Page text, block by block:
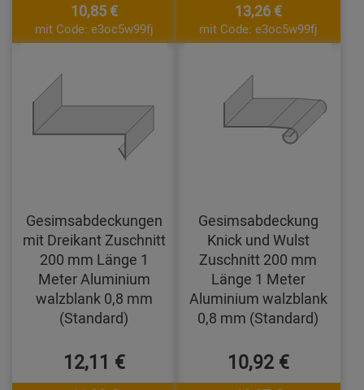
10,85 €
mit Code: e3oc5w99fj
13,26 €
mit Code: e3oc5w99fj
Gesimsabdeckungen
mit Dreikant Zuschnitt
200 mm Länge 1
Meter Aluminium
walzblank 0,8 mm
(Standard)
12,11 €
Gesimsabdeckung
Knick und Wulst
Zuschnitt 200 mm
Länge 1 Meter
Aluminium walzblank
0,8 mm (Standard)
10,92 €